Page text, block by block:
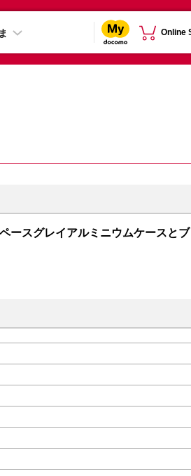
Online
ースグレイアルミニウムケースとブ